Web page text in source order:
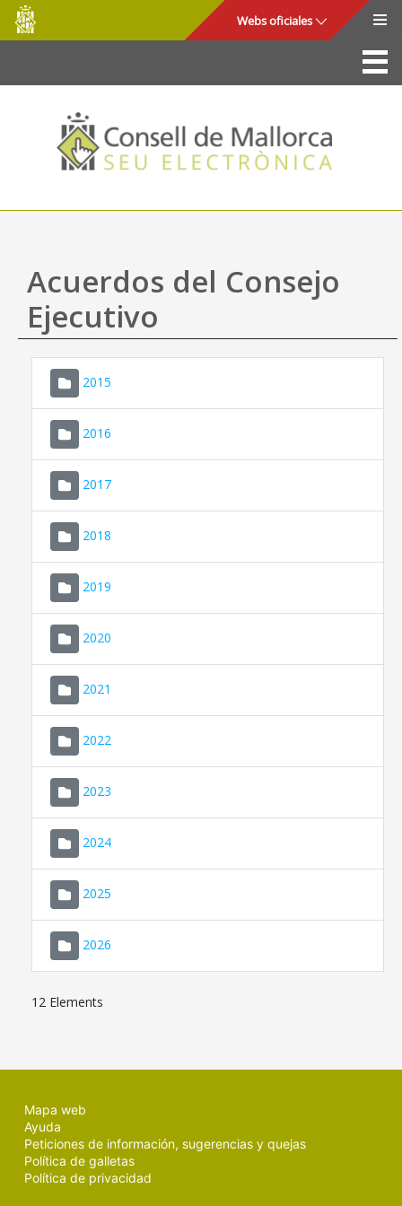
Saltar al contenido principal
Consell
de
Mallorca
Webs oficiales
La Sede
Consejo de Mallorca
Acceso y seguridad
Utilidades
Mapa web
Ayuda
Acuerdos del Consejo
Ejecutivo
2015
2016
2017
2018
2019
2020
2021
2022
2023
2024
2025
2026
12 Elements
Mapa web
Ayuda
Peticiones de información, sugerencias y quejas
Política de galletas
Política de privacidad